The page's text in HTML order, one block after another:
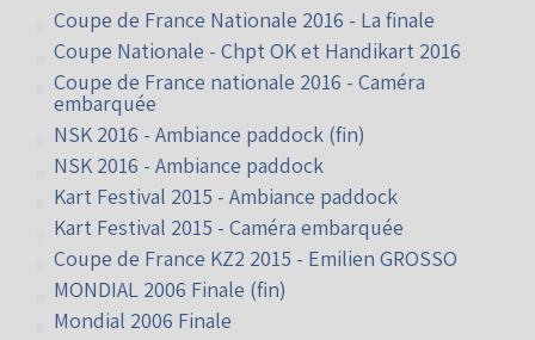
Vidéos à Angerville
Coupe de France Nationale 2016 - La finale
Coupe Nationale - Chpt OK et Handikart 2016
Coupe de France nationale 2016 - Caméra
embarquée
NSK 2016 - Ambiance paddock (fin)
NSK 2016 - Ambiance paddock
Kart Festival 2015 - Ambiance paddock
Kart Festival 2015 - Caméra embarquée
Coupe de France KZ2 2015 - Emilien GROSSO